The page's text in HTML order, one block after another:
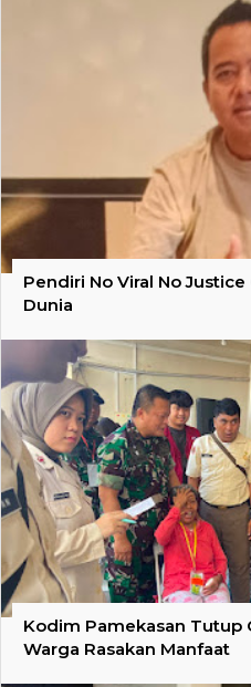
Pendiri No Viral No
Dunia
Kodim Pamekasan Tutup
Warga Rasakan Manfaat